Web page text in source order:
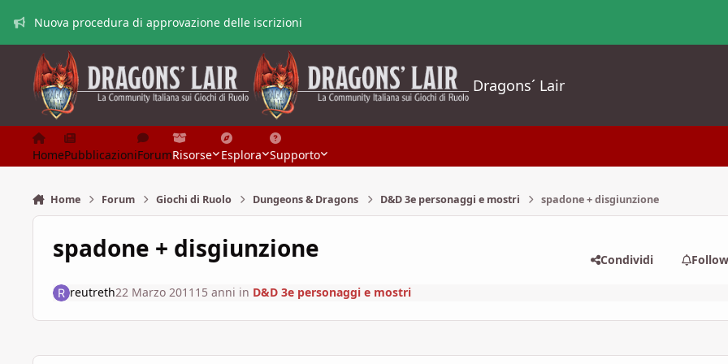
Nuova procedura di approvazione delle iscrizioni
Dragons´ Lair
HomePubblicazioniForumRisorse Esplora Supporto
Home Forum Giochi di Ruolo Dungeons & Dragons D&D 3e personaggi e mostri spadone + disgiunzione
spadone + disgiunzione Condividi
reutreth22 Marzo 2011 15 anni in D&D 3e personaggi e mostri